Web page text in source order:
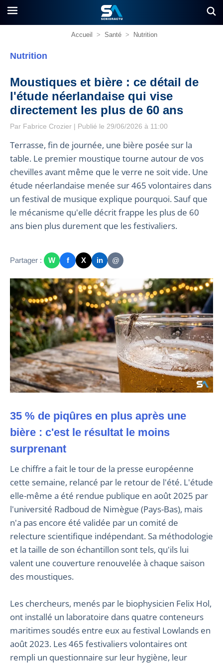
Accueil > Santé > Nutrition
Nutrition
Moustiques et bière : ce détail de
l'étude néerlandaise qui vise
directement les plus de 60 ans
Par Fabrice Crozier | Publié le 29/06/2026 à 11:00
Terrasse, fin de journée, une bière posée sur la
table. Le premier moustique tourne autour de vos
chevilles avant même que le verre ne soit vide. Une
étude néerlandaise menée sur 465 volontaires dans
un festival de musique explique pourquoi. Sauf que
le mécanisme qu'elle décrit frappe les plus de 60
ans bien plus durement que les festivaliers.
Partager : W f X in @
35 % de piqûres en plus après une
bière : c'est le résultat le moins
surprenant
Le chiffre a fait le tour de la presse européenne
cette semaine, relancé par le retour de l'été. L'étude
elle-même a été rendue publique en août 2025 par
l'université Radboud de Nimègue (Pays-Bas), mais
n'a pas encore été validée par un comité de
relecture scientifique indépendant. Sa méthodologie
et la taille de son échantillon sont tels, qu'ils lui
valent une couverture renouvelée à chaque saison
des moustiques.
Les chercheurs, menés par le biophysicien Felix Hol,
ont installé un laboratoire dans quatre conteneurs
maritimes soudés entre eux au festival Lowlands en
août 2023. Les 465 festivaliers volontaires ont
rempli un questionnaire sur leur hygiène, leur